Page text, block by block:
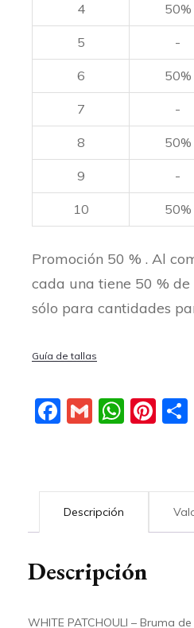
4 50%
5 -
6 50%
7 -
8 50%
9 -
10 50%
Promoción 50 % . Al
cada una tiene 50 % de
sólo para cantidades
Guía de tallas
Facebook
Gmail
Descripción
Descripción
WHITE PATCHOULI – Bruma